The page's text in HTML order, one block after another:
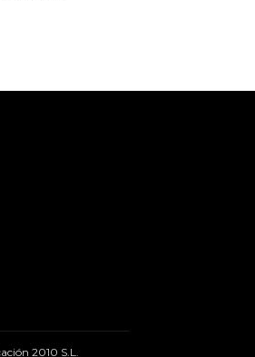
2010 S.L.